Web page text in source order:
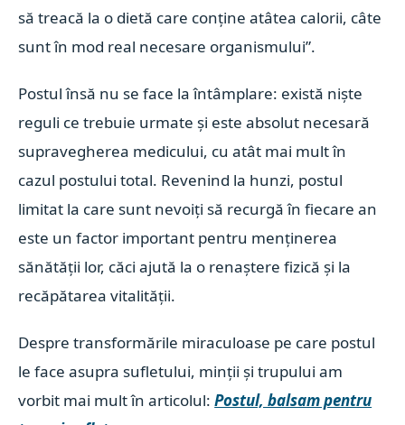
să treacă la o dietă care conține atâtea calorii, câte
sunt în mod real necesare organismului”.
Postul însă nu se face la întâmplare: există niște
reguli ce trebuie urmate și este absolut necesară
supravegherea medicului, cu atât mai mult în
cazul postului total. Revenind la hunzi, postul
limitat la care sunt nevoiți să recurgă în fiecare an
este un factor important pentru menținerea
sănătății lor, căci ajută la o renaștere fizică și la
recăpătarea vitalității.
Despre transformările miraculoase pe care postul
le face asupra sufletului, minții și trupului am
vorbit mai mult în articolul:Postul, balsam pentru